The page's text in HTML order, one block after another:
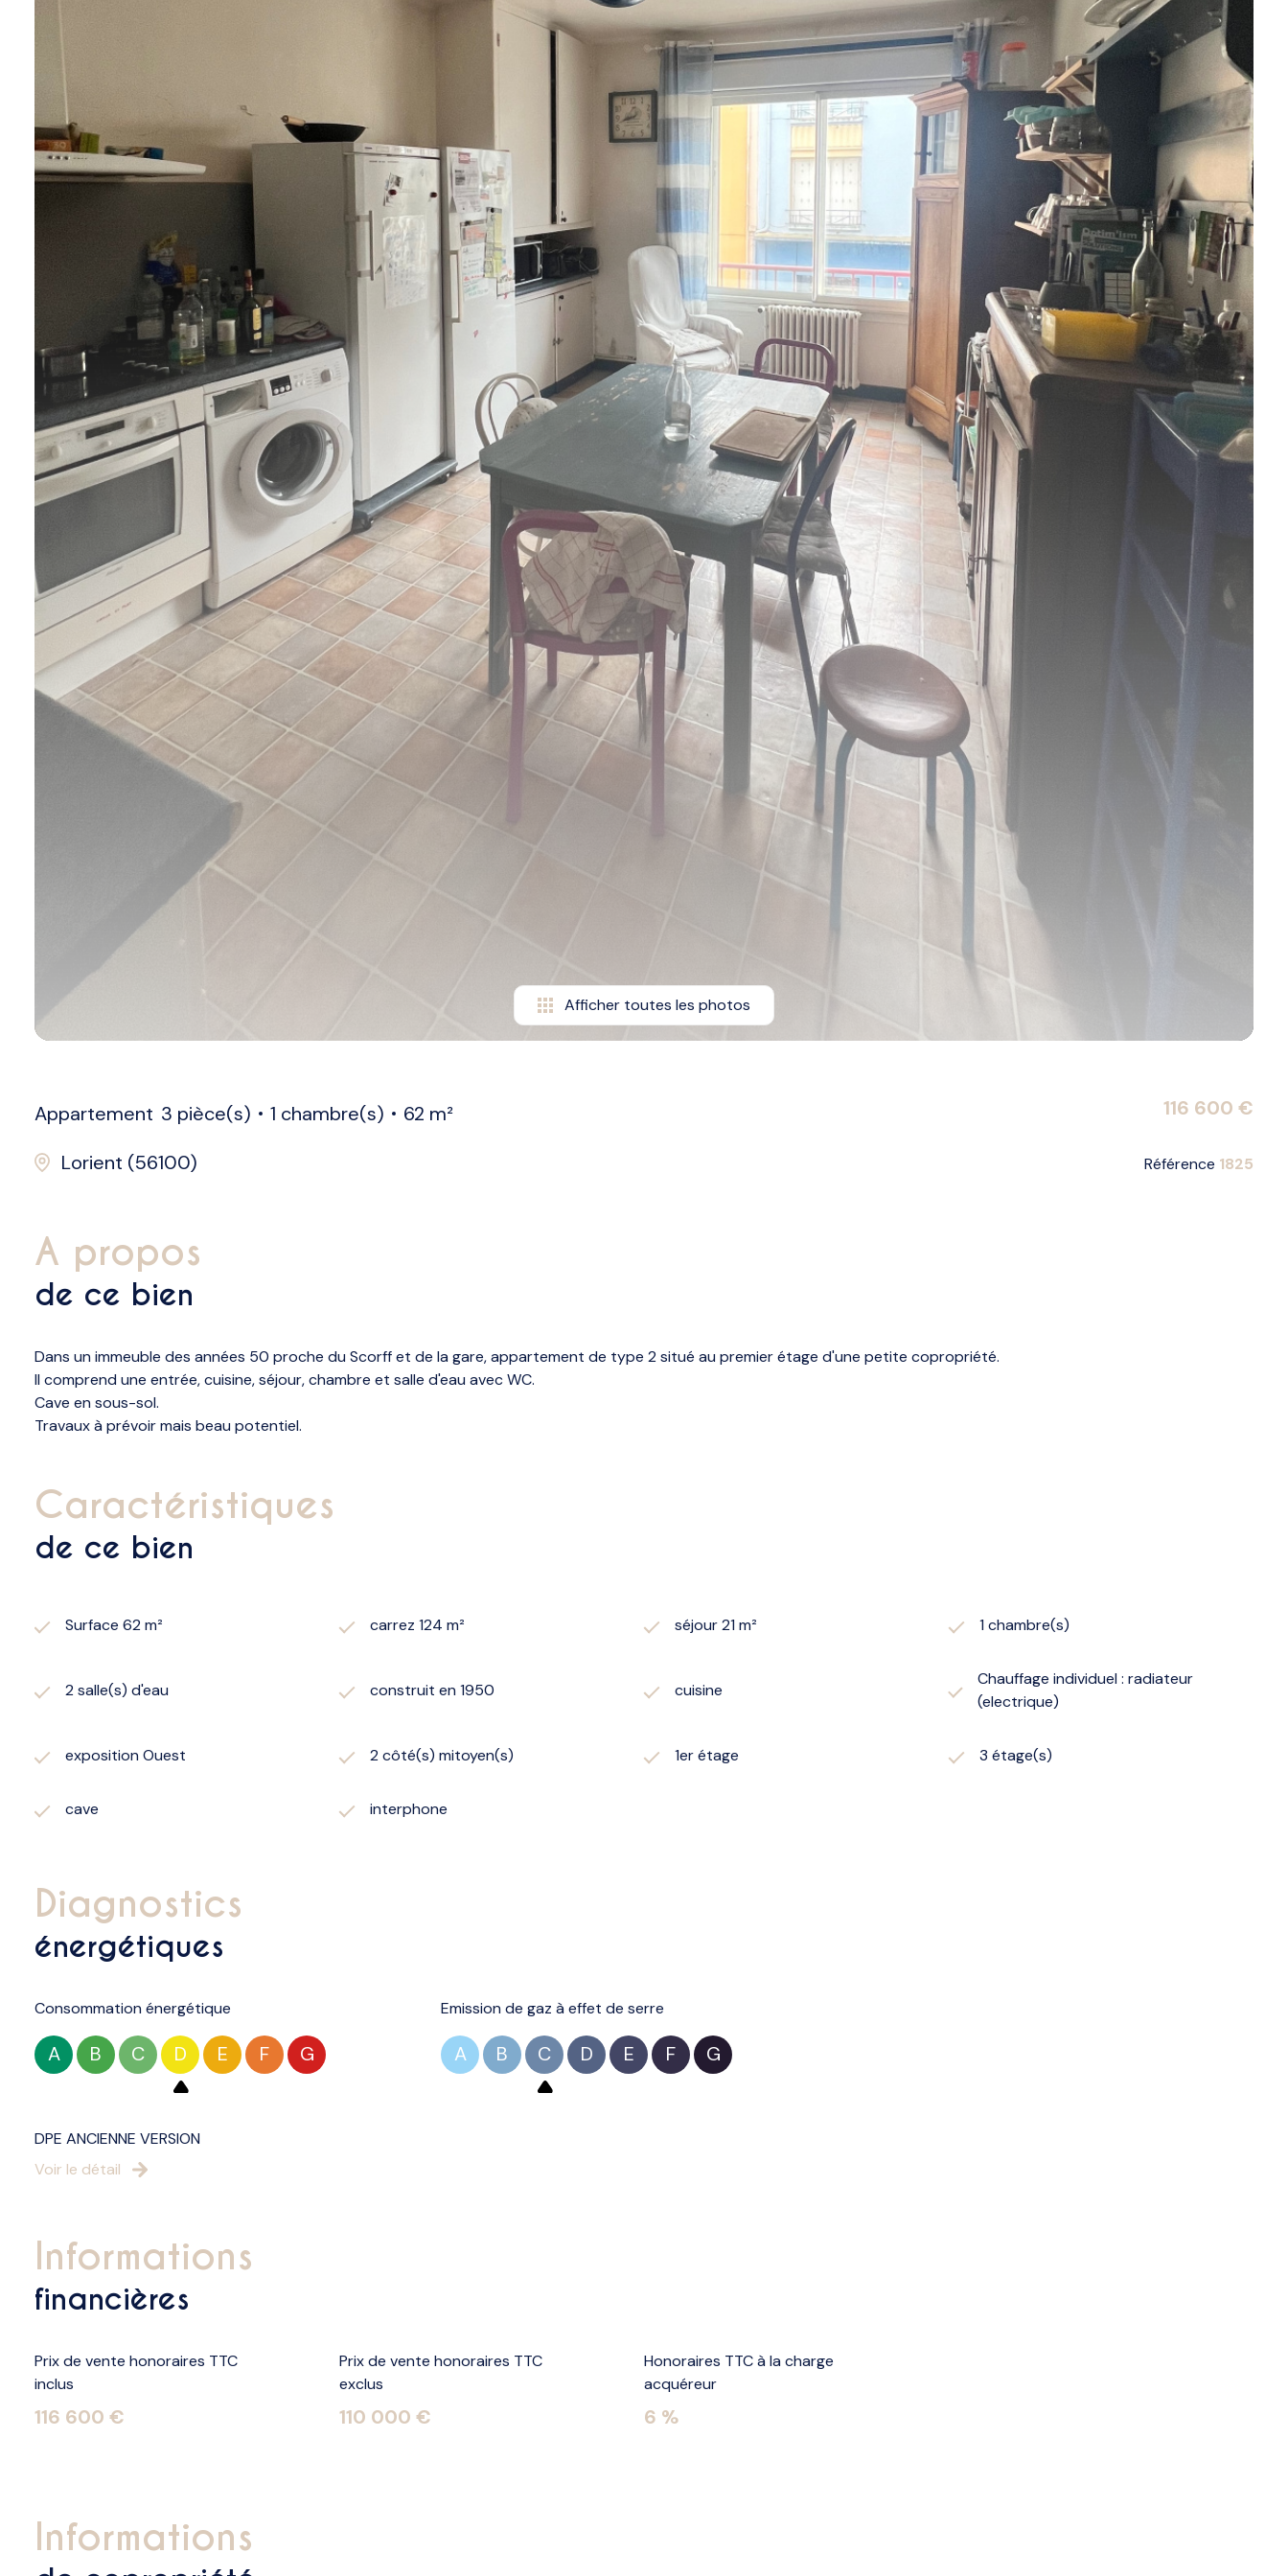
Afficher toutes les photos
Appartement 3 pièce(s) 1 chambre(s)
62 m²
Lorient (56100)
116 600 €
Référence 1825
a propos
de ce bien
Dans un immeuble des années 50 proche du Scorff et de la gare, appartement de type 2 situé au premier étage d'une petite copropriété.
Il comprend une entrée, cuisine, séjour, chambre et salle d'eau avec WC.
Cave en sous-sol.
Travaux à prévoir mais beau potentiel.
caractéristiques
de ce bien
Surface 62 m² carrez 124 m² séjour 21 m² 1 chambre(s)
2 salle(s) d'eau construit en 1950 cuisine
Chauffage individuel : radiateur
(electrique)
exposition Ouest 2 côté(s) mitoyen(s) 1er étage 3 étage(s)
cave interphone
diagnostics
énergétiques
Consommation énergétique
A B C D E F G
Emission de gaz à effet de serre
A B C D E F G
DPE ANCIENNE VERSION
Voir le détail
informations
financières
Prix de vente honoraires TTC
inclus
116 600 €
Prix de vente honoraires TTC
exclus
110 000 €
Honoraires TTC à la charge
acquéreur
6 %
informations